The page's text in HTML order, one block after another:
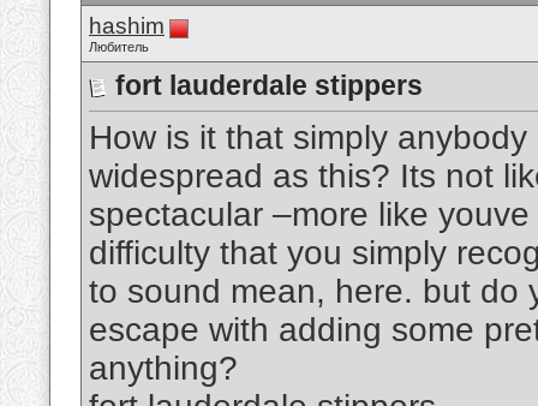
hashim
Любитель
fort lauderdale stippers
How is it that simply
widespread as this? Its not
spectacular –more like
difficulty that you simply
to sound mean, here. but do
escape with adding some
anything?